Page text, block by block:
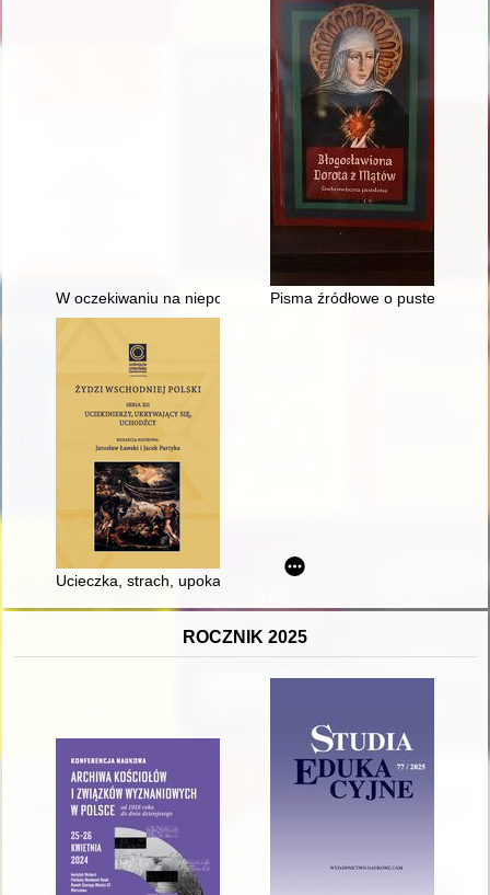
W oczekiwaniu na niepodległość : stanowisko lubelskiej
Pisma źródłowe o pustelni : o
Ucieczka, strach, upokarzanie, poniżanie, ośmieszanie :
ROCZNIK 2025